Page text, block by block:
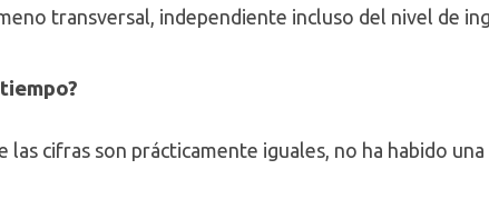
transversal, independiente incluso del nivel de
las cifras son prácticamente iguales, no ha habido